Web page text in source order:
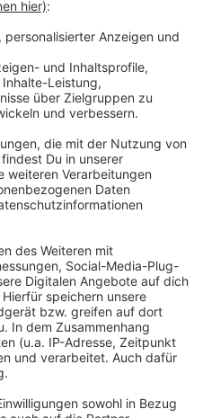
sie das Publikum
durch alle Taylor-Äras –
zu mitreißenden Pop-
und berührt.
Bühnen, ein
RADIO RST-Party
Starke führt durch den
Highlights.
(Bühne am